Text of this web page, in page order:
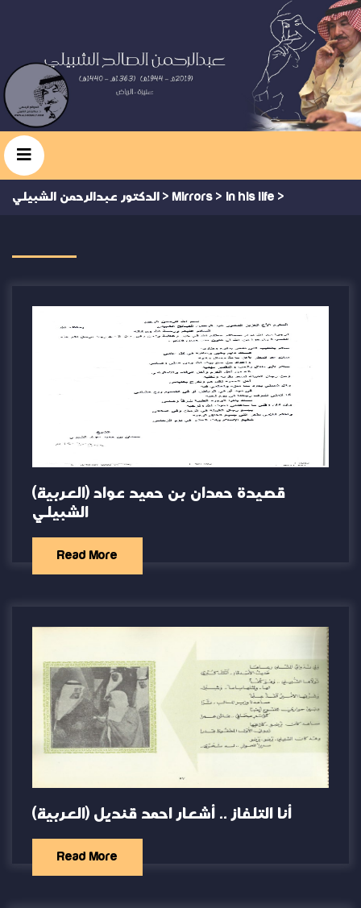
الدكتور عبدالرحمن الشبيلي > Mirrors > in his life >
(العربية) قصيدة حمدان بن حميد عواد
الشبيلي
Read More
(العربية) أنا التلفاز .. أشعار احمد قنديل
Read More